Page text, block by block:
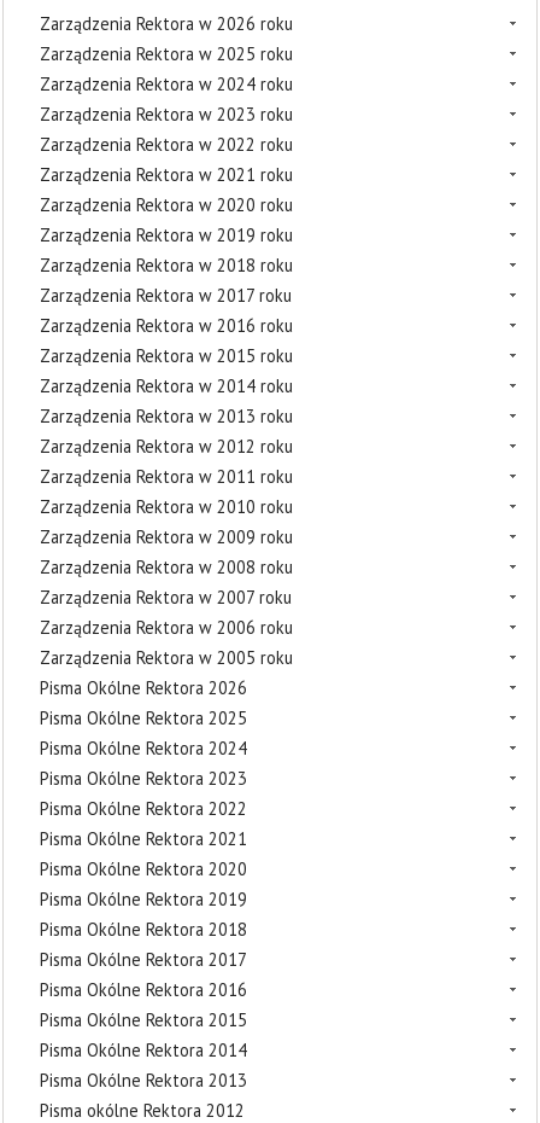
Zarządzenia Rektora w 2026 roku
Zarządzenia Rektora w 2025 roku
Zarządzenia Rektora w 2024 roku
Zarządzenia Rektora w 2023 roku
Zarządzenia Rektora w 2022 roku
Zarządzenia Rektora w 2021 roku
Zarządzenia Rektora w 2020 roku
Zarządzenia Rektora w 2019 roku
Zarządzenia Rektora w 2018 roku
Zarządzenia Rektora w 2017 roku
Zarządzenia Rektora w 2016 roku
Zarządzenia Rektora w 2015 roku
Zarządzenia Rektora w 2014 roku
Zarządzenia Rektora w 2013 roku
Zarządzenia Rektora w 2012 roku
Zarządzenia Rektora w 2011 roku
Zarządzenia Rektora w 2010 roku
Zarządzenia Rektora w 2009 roku
Zarządzenia Rektora w 2008 roku
Zarządzenia Rektora w 2007 roku
Zarządzenia Rektora w 2006 roku
Zarządzenia Rektora w 2005 roku
Pisma Okólne Rektora 2026
Pisma Okólne Rektora 2025
Pisma Okólne Rektora 2024
Pisma Okólne Rektora 2023
Pisma Okólne Rektora 2022
Pisma Okólne Rektora 2021
Pisma Okólne Rektora 2020
Pisma Okólne Rektora 2019
Pisma Okólne Rektora 2018
Pisma Okólne Rektora 2017
Pisma Okólne Rektora 2016
Pisma Okólne Rektora 2015
Pisma Okólne Rektora 2014
Pisma Okólne Rektora 2013
Pisma okólne Rektora 2012